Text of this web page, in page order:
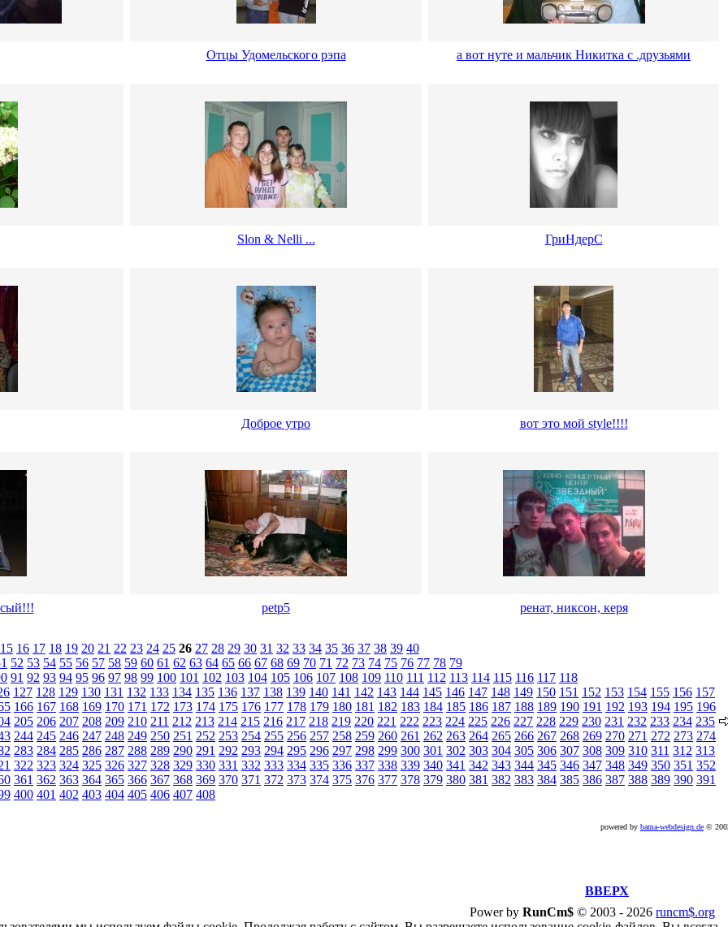
Отцы Удомельского рэпа а вот нуте и мальчик Никитка с .друзьями
Slon & Nelli ... ГриНдерС
Доброе утро вот это мой style!!!!
petp5 ренат, никсон, керя
15 16 17 18 19 20 21 22 23 24 25 26 27 28 29 30 31 32 33 34 35 36 37 38 39 40
52 53 54 55 56 57 58 59 60 61 62 63 64 65 66 67 68 69 70 71 72 73 74 75 76 77 78 79
91 92 93 94 95 96 97 98 99 100 101 102 103 104 105 106 107 108 109 110 111 112 113 114 115 116 117 118
127 128 129 130 131 132 133 134 135 136 137 138 139 140 141 142 143 144 145 146 147 148 149 150 151 152 153 154 155 156 157
166 167 168 169 170 171 172 173 174 175 176 177 178 179 180 181 182 183 184 185 186 187 188 189 190 191 192 193 194 195 196
205 206 207 208 209 210 211 212 213 214 215 216 217 218 219 220 221 222 223 224 225 226 227 228 229 230 231 232 233 234 235
244 245 246 247 248 249 250 251 252 253 254 255 256 257 258 259 260 261 262 263 264 265 266 267 268 269 270 271 272 273 274
283 284 285 286 287 288 289 290 291 292 293 294 295 296 297 298 299 300 301 302 303 304 305 306 307 308 309 310 311 312 313
322 323 324 325 326 327 328 329 330 331 332 333 334 335 336 337 338 339 340 341 342 343 344 345 346 347 348 349 350 351 352
361 362 363 364 365 366 367 368 369 370 371 372 373 374 375 376 377 378 379 380 381 382 383 384 385 386 387 388 389 390 391
400 401 402 403 404 405 406 407 408
powered by bama-webdesign.de ©
ВВЕРХ
Power by RunCm$ © 2003 - 2026 runcm$.org